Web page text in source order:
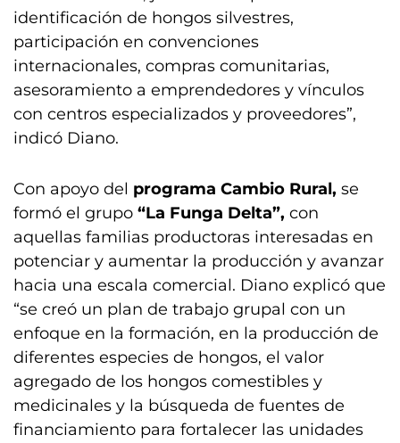
identificación de hongos silvestres,
participación en convenciones
internacionales, compras comunitarias,
asesoramiento a emprendedores y vínculos
con centros especializados y proveedores”,
indicó Diano.
Con apoyo del programa Cambio Rural, se
formó el grupo “La Funga Delta”, con
aquellas familias productoras interesadas en
potenciar y aumentar la producción y avanzar
hacia una escala comercial. Diano explicó que
“se creó un plan de trabajo grupal con un
enfoque en la formación, en la producción de
diferentes especies de hongos, el valor
agregado de los hongos comestibles y
medicinales y la búsqueda de fuentes de
financiamiento para fortalecer las unidades